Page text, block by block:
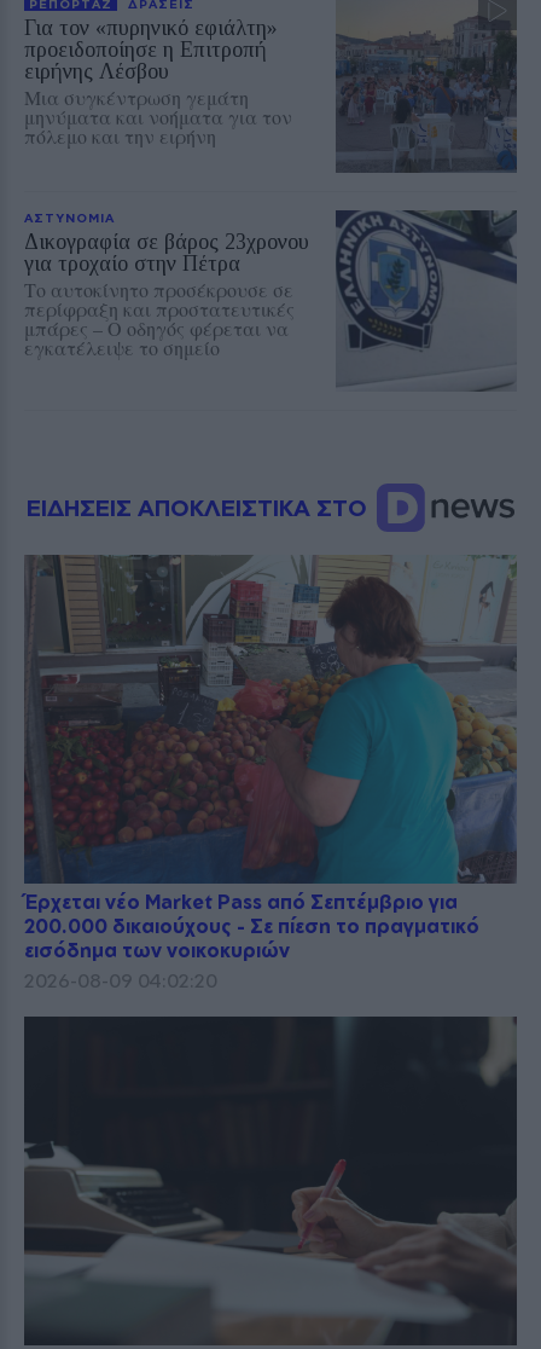
ΡΕΠΟΡΤΑΖ ΔΡΑΣΕΙΣ
Για τον «πυρηνικό εφιάλτη»
προειδοποίησε η Επιτροπή
ειρήνης Λέσβου
Μια συγκέντρωση γεμάτη
μηνύματα και νοήματα για τον
πόλεμο και την ειρήνη
ΑΣΤΥΝΟΜΙΑ
Δικογραφία σε βάρος 23χρονου
για τροχαίο στην Πέτρα
Το αυτοκίνητο προσέκρουσε σε
περίφραξη και προστατευτικές
μπάρες – Ο οδηγός φέρεται να
εγκατέλειψε το σημείο
ΕΙΔΗΣΕΙΣ ΑΠΟΚΛΕΙΣΤΙΚΑ ΣΤΟ
Έρχεται νέο Market Pass από Σεπτέμβριο για
200.000 δικαιούχους - Σε πίεση το πραγματικό
εισόδημα των νοικοκυριών
2026-08-09 04:02:20